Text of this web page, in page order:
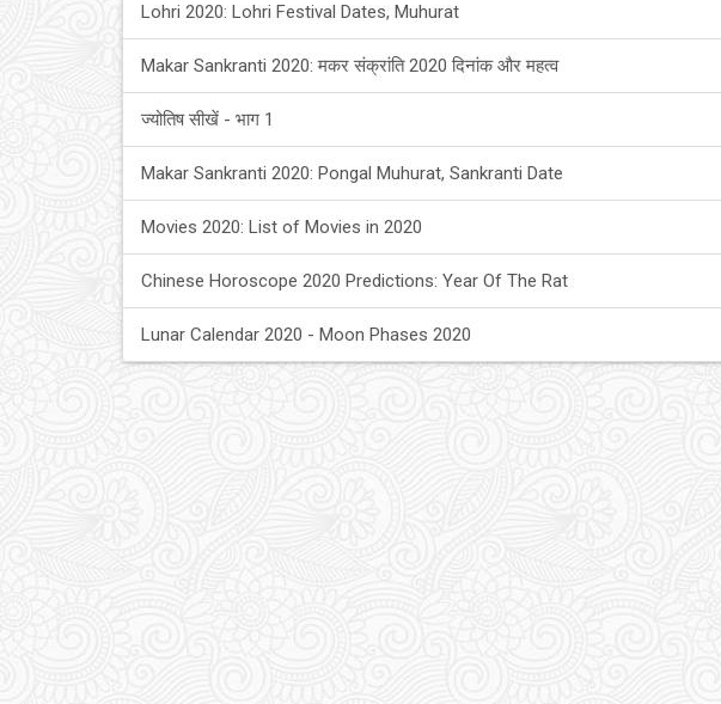
Lohri 2020: Lohri Festival Dates, Muhurat
Makar Sankranti 2020: मकर संक्रांति 2020 दिनांक और महत्व
ज्योतिष सीखें - भाग 1
Makar Sankranti 2020: Pongal Muhurat, Sankranti Date
Movies 2020: List of Movies in 2020
Chinese Horoscope 2020 Predictions: Year Of The Rat
Lunar Calendar 2020 - Moon Phases 2020